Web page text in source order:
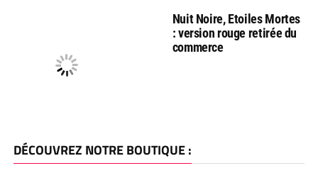
Nuit Noire, Etoiles Mortes
: version rouge retirée du
commerce
DÉCOUVREZ NOTRE BOUTIQUE :